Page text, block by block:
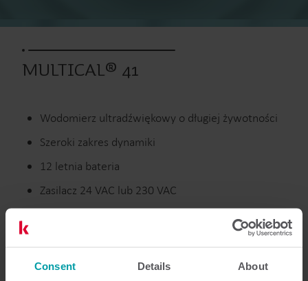
Consent Details About
MULTICAL® 41
Wodomierz ultradźwiękowy o długiej żywotności
Szeroki zakres dynamiki
12 letnia bateria
Zasilacz 24 VAC lub 230 VAC